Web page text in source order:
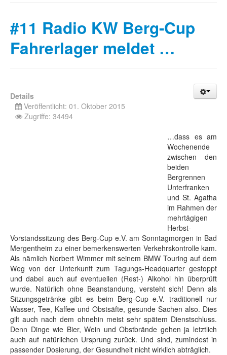
#11 Radio KW Berg-Cup
Fahrerlager meldet …
Details
Veröffentlicht: 01. Oktober 2015
Zugriffe: 34494
…dass es am
Wochenende
zwischen den
beiden
Bergrennen
Unterfranken
und St. Agatha
im Rahmen der
mehrtägigen
Herbst-
Vorstandssitzung des Berg-Cup e.V. am Sonntagmorgen in Bad
Mergentheim zu einer bemerkenswerten Verkehrskontrolle kam.
Als nämlich Norbert Wimmer mit seinem BMW Touring auf dem
Weg von der Unterkunft zum Tagungs-Headquarter gestoppt
und dabei auch auf eventuellen (Rest-) Alkohol hin überprüft
wurde. Natürlich ohne Beanstandung, versteht sich! Denn als
Sitzungsgetränke gibt es beim Berg-Cup e.V. traditionell nur
Wasser, Tee, Kaffee und Obstsäfte, gesunde Sachen also. Dies
gilt auch nach dem ohnehin meist sehr spätem Dienstschluss.
Denn Dinge wie Bier, Wein und Obstbrände gehen ja letztlich
auch auf natürlichen Ursprung zurück. Und sind, zumindest in
passender Dosierung, der Gesundheit nicht wirklich abträglich.